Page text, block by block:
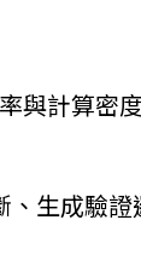
與計算密
生成驗證